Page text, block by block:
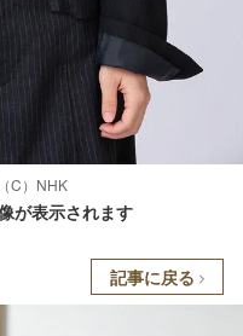
C）NHK
が表示されます
記事に戻る